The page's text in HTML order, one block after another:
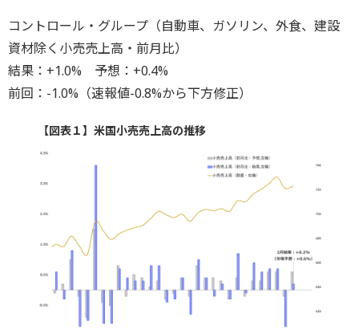
コントロール・グループ（自動車、ガソリン、外食、建設
資材除く小売売上高・前月比）
結果：+1.0% 予想：+0.4%
前回：-1.0%（速報値-0.8%から下方修正）
【図表１】米国小売売上高の推移